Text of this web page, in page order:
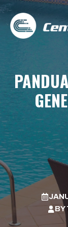
Skip
content
BY